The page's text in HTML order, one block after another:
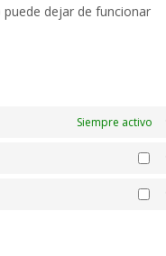
dejar de funcionar
Siempre activo